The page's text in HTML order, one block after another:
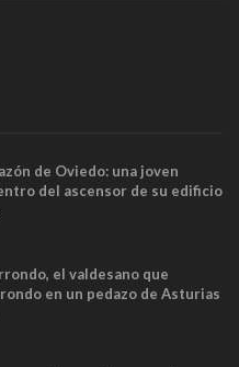
de Oviedo: una joven
del ascensor de su edificio
sus últimos minutos
el valdesano que
en un pedazo de Asturias